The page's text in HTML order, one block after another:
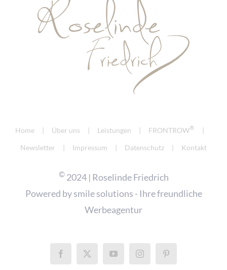
Home Über uns Leistungen FRONTROW®
Newsletter Impressum Datenschutz Kontakt
©2024 | Roselinde Friedrich
Powered bysmile solutions - Ihre freundliche
Werbeagentur